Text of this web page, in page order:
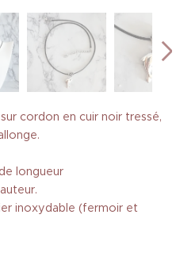
cordon en cuir noir tressé,
longueur
inoxydable (fermoir et